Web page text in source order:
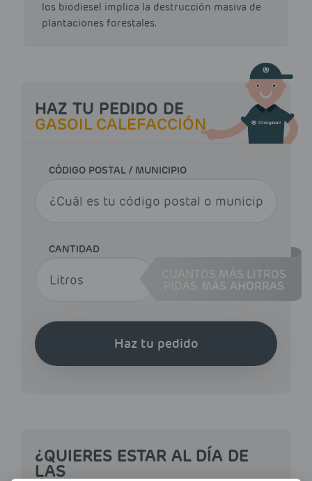
los biodiesel implica la destrucción masiva de
plantaciones forestales.
HAZ TU PEDIDO DE
GASOIL CALEFACCIÓN
CÓDIGO POSTAL / MUNICIPIO
CANTIDAD
CUANTOS MÁS LITROS
MÁS AHORRAS
Haz tu pedido
¿QUIERES ESTAR AL DÍA DE
LAS